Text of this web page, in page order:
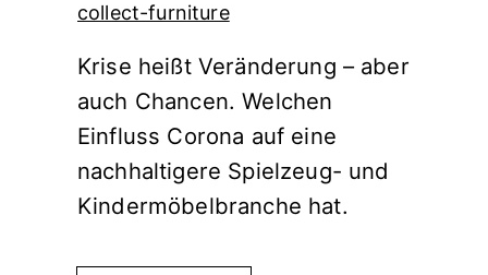
Krise heißt Veränderung – aber
auch Chancen. Welchen
Einfluss Corona auf eine
nachhaltigere Spielzeug- und
Kindermöbelbranche hat.